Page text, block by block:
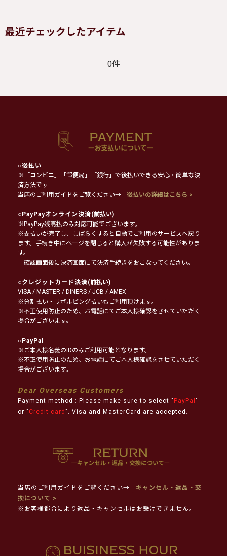
最近チェックしたアイテム
0件
○後払い
※「コンビニ」「郵便局」「銀行」で後払いできる安心・簡単な決
済方法です
当店のご利用ガイドをご覧ください→
後払いの詳細はこちら >
○PayPayオンライン決済(前払い)
※PayPay残高払のみ対応可能でございます。
※支払いが完了し、しばらくすると自動でご利用のサービスへ戻り
ます。手続き中にページを閉じると購入が失敗する可能性がありま
す。
確認画面後に決済画面にて決済手続きをおこなってください。
○クレジットカード決済(前払い)
VISA / MASTER / DINERS / JCB / AMEX
※分割払い・リボルビング払いもご利用頂けます。
※不正使用防止のため、お電話にてご本人様確認をさせていただく
場合がございます。
○PayPal
※ご本人様名義のIDのみご利用可能となります。
※不正使用防止のため、お電話にてご本人様確認をさせていただく
場合がございます。
Dear Overseas Customers
Payment method : Please make sure to select " PayPal "
or " Credit card ". Visa and MasterCard are accepted.
当店のご利用ガイドをご覧ください→
キャンセル・返品・交
換について >
※お客様都合により返品・キャンセルはお受けできません。